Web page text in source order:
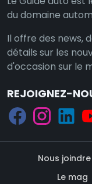
du domaine
Il offre des news,
détails sur les
d'occasion sur le
REJOIGNEZ-
Nous joindre
Le mag